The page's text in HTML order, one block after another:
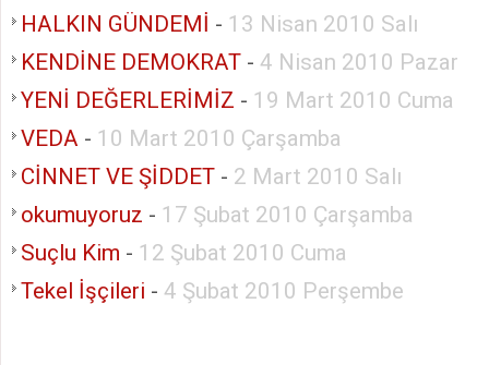
HALKIN GÜNDEMİ - 13 Nisan 2010 Salı
KENDİNE DEMOKRAT - 4 Nisan 2010 Pazar
YENİ DEĞERLERİMİZ - 19 Mart 2010 Cuma
VEDA - 10 Mart 2010 Çarşamba
CİNNET VE ŞİDDET - 2 Mart 2010 Salı
okumuyoruz - 17 Şubat 2010 Çarşamba
Suçlu Kim - 12 Şubat 2010 Cuma
Tekel İşçileri - 4 Şubat 2010 Perşembe